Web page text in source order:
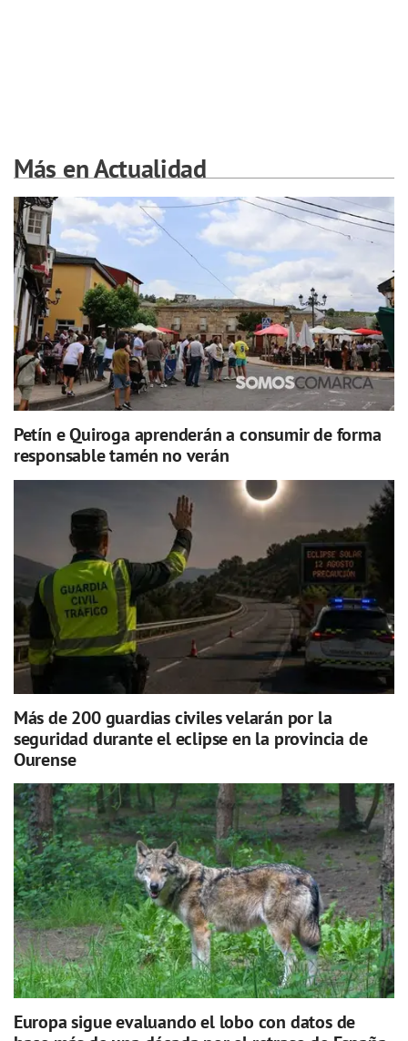
Más en Actualidad
Petín e Quiroga aprenderán a consumir de forma
responsable tamén no verán
Más de 200 guardias civiles velarán por la
seguridad durante el eclipse en la provincia de
Ourense
Europa sigue evaluando el lobo con datos de